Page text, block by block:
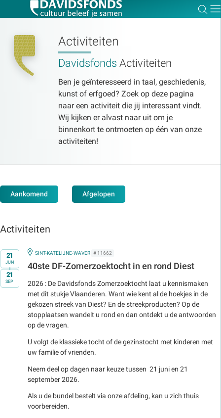
Activiteiten
Davidsfonds Activiteiten
Ben je geïnteresseerd in taal, geschiedenis,
kunst of erfgoed? Zoek op deze pagina
naar een activiteit die jij interessant vindt.
Wij kijken er alvast naar uit om je
binnenkort te ontmoeten op één van onze
activiteiten!
Aankomend Afgelopen
Activiteiten
Op21
JUN
t/m
21
SEP
IN
SINT-KATELIJNE-WAVER # 11662
40ste DF-Zomerzoektocht in en rond Diest
2026 : De Davidsfonds Zomerzoektocht laat u kennismaken
met dit stukje Vlaanderen. Want wie kent al de hoekjes in de
gekozen streek van Diest? En de streekproducten? Op de
stopplaatsen wandelt u rond en dan ontdekt u de antwoorden
op de vragen.
U volgt de klassieke tocht of de gezinstocht met kinderen met
uw familie of vrienden.
Neem deel op dagen naar keuze tussen 21 juni en 21
september 2026.
Als u de bundel bestelt via onze afdeling, kan u zich thuis
voorbereiden.